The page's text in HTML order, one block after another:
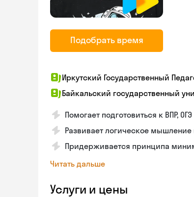
Подобрать время
Иркутский Государственный
Байкальский государственный
Помогает подготовиться к ВПР,
Развивает логическое мышление
Придерживается принципа
Читать дальше
Услуги и цены